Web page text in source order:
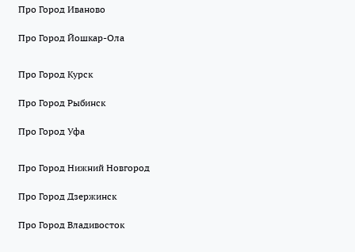
Про Город Иваново
Про Город Йошкар-Ола
Про Город Курск
Про Город Рыбинск
Про Город Уфа
Про Город Нижний Новгород
Про Город Дзержинск
Про Город Владивосток